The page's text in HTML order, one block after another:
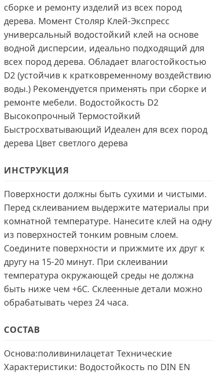
сборке и ремонту изделий из всех пород
дерева. Момент Столяр Клей-Экспресс
универсальный водостойкий клей на основе
водной дисперсии, идеально подходящий для
всех пород дерева. Обладает влагостойкостью
D2 (устойчив к кратковременному воздействию
воды.) Рекомендуется применять при сборке и
ремонте мебели. Водостойкость D2
Высокопрочный Термостойкий
Быстросхватывающий Идеален для всех пород
дерева Цвет светлого дерева
ИНСТРУКЦИЯ
Поверхности должны быть сухими и чистыми.
Перед склеиванием выдержите материалы при
комнатной температуре. Нанесите клей на одну
из поверхностей тонким ровным слоем.
Соедините поверхности и прижмите их друг к
другу на 15-20 минут. При склеивании
температура окружающей среды не должна
быть ниже чем +6С. Склеенные детали можно
обрабатывать через 24 часа.
СОСТАВ
Основа:поливинилацетат Технические
Характеристики: Водостойкость по DIN EN